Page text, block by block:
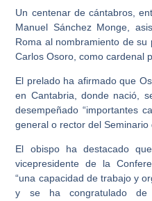
Un centenar de cántabros,
Manuel Sánchez Monge,
Roma al nombramiento de su
Carlos Osoro, como cardenal
El prelado ha afirmado que
en Cantabria, donde nació,
desempeñado “importantes
general o rector del Seminario
El obispo ha destacado
vicepresidente de la
“una capacidad de trabajo y
y se ha congratulado de